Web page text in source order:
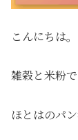
こんにちは。
雑穀と米粉
ほとはのパ